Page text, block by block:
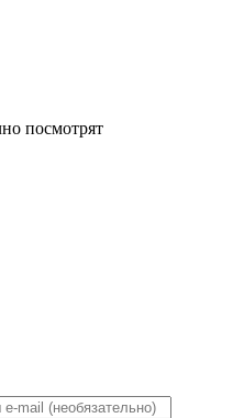
по­смот­рят